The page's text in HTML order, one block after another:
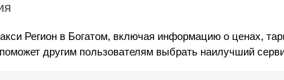
Регион в Богатом, включая информацию о ценах,
другим пользователям выбрать наилучший